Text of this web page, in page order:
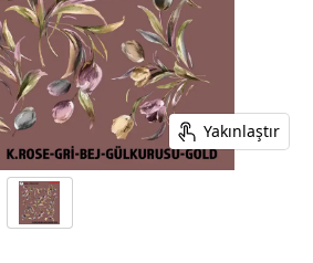
Yakınlaştır